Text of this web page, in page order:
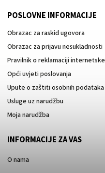
POSLOVNE INFORMACIJE
Obrazac za raskid ugovora
Obrazac za prijavu nesukladnosti
Pravilnik o reklamaciji
Opći uvjeti poslovanja
Upute o zaštiti osobnih
Usluge uz narudžbu
Moja narudžba
INFORMACIJE ZA VAS
O nama